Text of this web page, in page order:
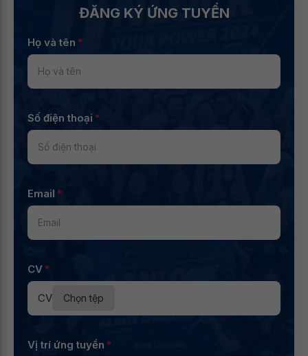
ĐĂNG KÝ ỨNG TUYỂN
Họ và tên *
Số điện thoại *
Email *
CV *
CV Chọn tệp
Vị trí ứng tuyển *